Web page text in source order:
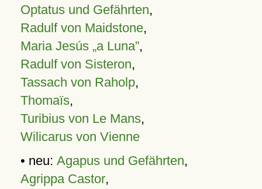
Optatus und Gefährten,
Radulf von Maidstone,
Maria Jesús „a Luna”,
Radulf von Sisteron,
Tassach von Raholp,
Thomaïs,
Turibius von Le Mans,
Wilicarus von Vienne
• neu: Agapus und Gefährten,
Agrippa Castor,